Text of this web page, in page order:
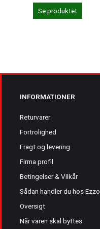
Se produktet
INFORMATIONER
Returvarer
Fortrolighed
Fragt og levering
Firma profil
Betingelser & Vilkår
Sådan handler du hos Ezzo
Oversigt
Når varen skal byttes